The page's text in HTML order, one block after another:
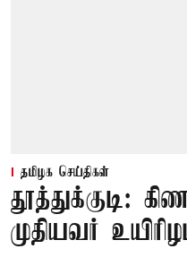
தமிழக செய்திகள்
தூத்துக்குடி:
முதியவர்